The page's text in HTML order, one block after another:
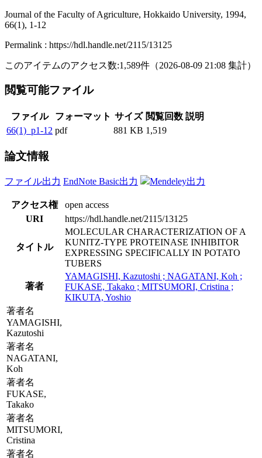
Journal of the Faculty of Agriculture, Hokkaido University, 1994,
66(1), 1-12
Permalink : https://hdl.handle.net/2115/13125
このアイテムのアクセス数:1,589件 （2026-08-09 21:08 集計）
閲覧可能ファイル
ファイル フォーマット サイズ 閲覧回数 説明
66(1)_p1-12 pdf 881 KB 1,519
論文情報
ファイル出力 EndNote Basic出力 Mendeley出力
アクセス権
open access
URI
https://hdl.handle.net/2115/13125
タイトル
MOLECULAR CHARACTERIZATION OF A
KUNITZ-TYPE PROTEINASE INHIBITOR
EXPRESSING SPECIFICALLY IN POTATO
TUBERS
著者
YAMAGISHI, Kazutoshi ; NAGATANI, Koh ;
FUKASE, Takako ; MITSUMORI, Cristina ;
KIKUTA, Yoshio
著者名
YAMAGISHI,
Kazutoshi
著者名
NAGATANI,
Koh
著者名
FUKASE,
Takako
著者名
MITSUMORI,
Cristina
著者名